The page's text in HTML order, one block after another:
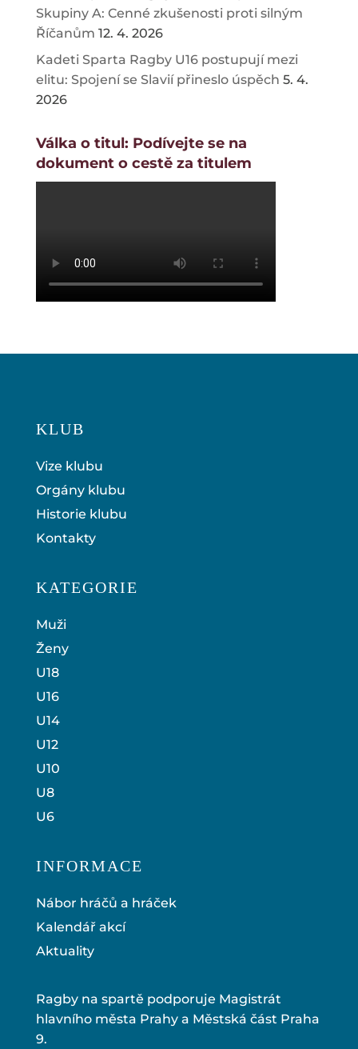
Skupiny A: Cenné zkušenosti proti silným
Říčanům 12. 4. 2026
Kadeti Sparta Ragby U16 postupují mezi
elitu: Spojení se Slavií přineslo úspěch 5. 4.
2026
Válka o titul: Podívejte se na
dokument o cestě za titulem
KLUB
Vize klubu
Orgány klubu
Historie klubu
Kontakty
KATEGORIE
Muži
Ženy
U18
U16
U14
U12
U10
U8
U6
INFORMACE
Nábor hráčů a hráček
Kalendář akcí
Aktuality
Ragby na spartě podporuje Magistrát
hlavního města Prahy a Městská část Praha
9.